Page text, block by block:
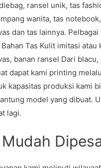
ransel unik, tas
wanita, tas
dan tas lainnya.
Tas Kulit imitasi
banan ransel Dari
dapat kami printing
kapasitas produksi kami
model yang dibuat.
lagi.
Mudah